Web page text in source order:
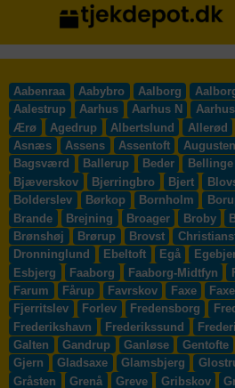
Aabenraa Aabybro Aalborg
Aalestrup
Aarhus Aarhus N
Ærø
Agedrup Albertslund Allerød
Asnæs
Assens Assentoft
Bagsværd
Ballerup Beder Bellinge
Bjæverskov
Bjerringbro Bjert
Bolderslev
Børkop Bornholm
Brande
Brejning Broager Broby
Brønshøj
Brørup Brovst
Dronninglund
Ebeltoft Egå
Esbjerg
Faaborg Faaborg-Midtfyn
Farum
Fårup Favrskov Faxe
Fjerritslev
Forlev Fredensborg
Frederikshavn
Frederikssund
Galten
Gandrup Ganløse Gentofte
Gjern
Gladsaxe Glamsbjerg
Gråsten
Grenå Greve Gribskov